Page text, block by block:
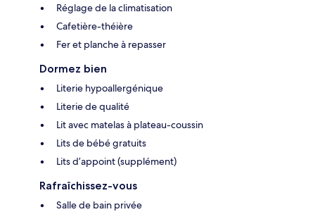
Réglage de la climatisation
Cafetière-théière
Fer et planche à repasser
Dormez bien
Literie hypoallergénique
Literie de qualité
Lit avec matelas à plateau-coussin
Lits de bébé gratuits
Lits d’appoint (supplément)
Rafraîchissez-vous
Salle de bain privée